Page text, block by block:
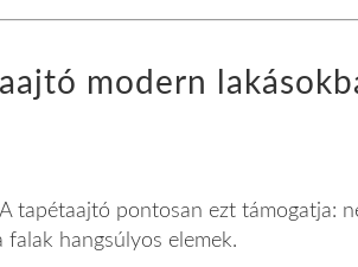
modern
tapétaajtó pontosan ezt támogatja:
hangsúlyos elemek.